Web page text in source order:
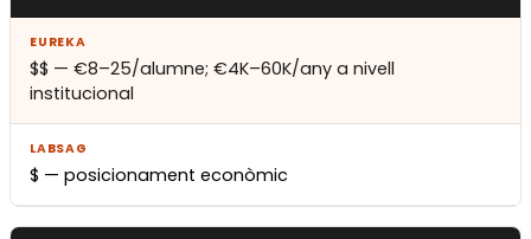
$$ — €8–25/alumne; €4K–60K/any a nivell
institucional
$ — posicionament econòmic